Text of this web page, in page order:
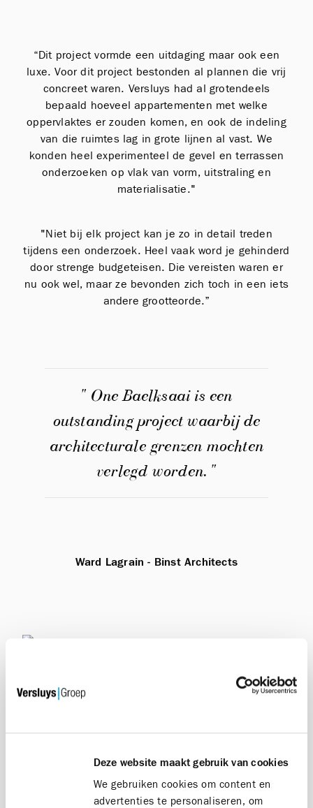
Deze website maakt gebruik van cookies
We gebruiken cookies om content en
advertenties te personaliseren, om
“Dit project vormde een uitdaging maar ook een
luxe. Voor dit project bestonden al plannen die vrij
concreet waren. Versluys had al grotendeels
bepaald hoeveel appartementen met welke
oppervlaktes er zouden komen, en ook de indeling
van die ruimtes lag in grote lijnen al vast. We
konden heel experimenteel de gevel en terrassen
onderzoeken op vlak van vorm, uitstraling en
materialisatie."
"Niet bij elk project kan je zo in detail treden
tijdens een onderzoek. Heel vaak word je gehinderd
door strenge budgeteisen. Die vereisten waren er
nu ook wel, maar ze bevonden zich toch in een iets
andere grootteorde.”
" One Baelksaai is een
outstanding project waarbij de
architecturale grenzen mochten
verlegd worden. "
Ward Lagrain - Binst Architects
FOCUS OP FAÇADE
-